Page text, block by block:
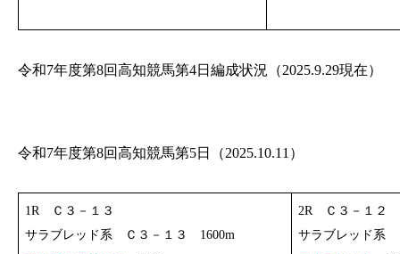
令和7年度第8回高知競馬第4日編成状況（2025.9.29現在）
令和7年度第8回高知競馬第5日（2025.10.11）
1R Ｃ３－１３
サラブレッド系 Ｃ３－１３ 1600m
2R Ｃ３－１２
サラブレッド系